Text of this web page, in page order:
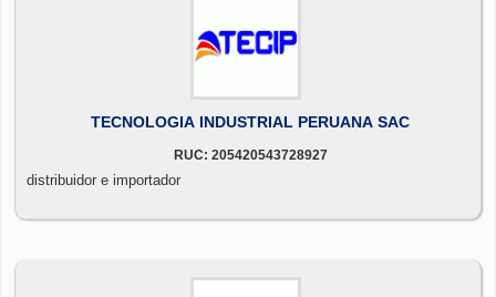
TECNOLOGIA INDUSTRIAL PERUANA SAC
RUC: 205420543728927
distribuidor e importador